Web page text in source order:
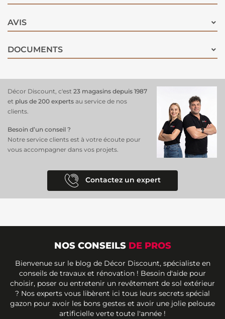
AVIS
DOCUMENTS
Décor Discount, c'est 23 magasins depuis 1987
et plus de 200 experts au service de nos
clients.
Besoin d’un conseil ?
Notre service clients est à votre écoute pour
vous accompagner dans vos projets.
Contactez un expert
NOS CONSEILS DE PROS
Bienvenue sur le blog de Décor Discount, spécialiste en
conseils de travaux et rénovation ! Besoin d'aide pour
choisir, poser ou entretenir un revêtement de sol extérieur
? Nos experts vous libèrent ici tous leurs secrets spécial
gazon pour avoir les bons gestes et avoir une jolie pelouse
artificielle verte toute l'année !